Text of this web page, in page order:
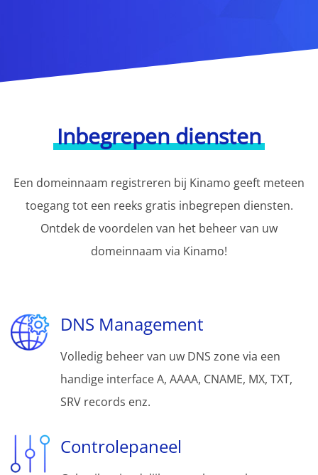
Inbegrepen diensten
Een domeinnaam registreren bij Kinamo geeft meteen
toegang tot een reeks gratis inbegrepen diensten.
Ontdek de voordelen van het beheer van uw
domeinnaam via Kinamo!
DNS Management
Volledig beheer van uw DNS zone via een
handige interface A, AAAA, CNAME, MX, TXT,
SRV records enz.
Controlepaneel